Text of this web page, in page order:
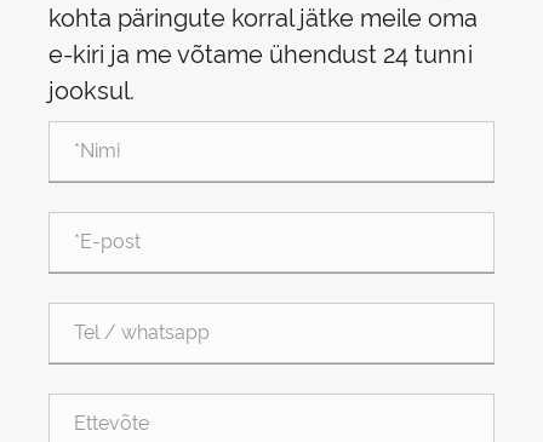
kohta päringute korral jätke meile oma
e-kiri ja me võtame ühendust 24 tunni
jooksul.